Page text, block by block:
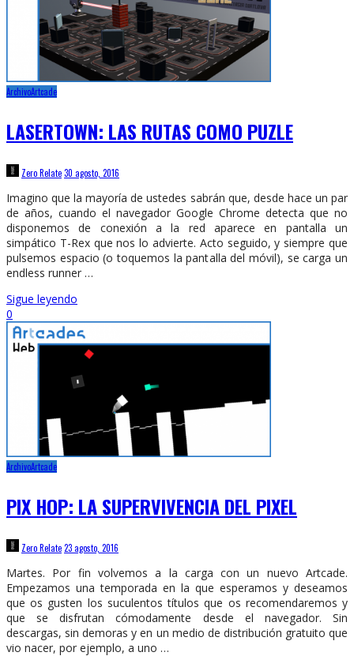
ArchivoArtcade
LASERTOWN: LAS RUTAS COMO PUZLE
Zero Relate30 agosto, 2016
Imagino que la mayoría de ustedes sabrán que, desde hace un par
de años, cuando el navegador Google Chrome detecta que no
disponemos de conexión a la red aparece en pantalla un
simpático T-Rex que nos lo advierte. Acto seguido, y siempre que
pulsemos espacio (o toquemos la pantalla del móvil), se carga un
endless runner …
Sigue leyendo
0
ArchivoArtcade
PIX HOP: LA SUPERVIVENCIA DEL PIXEL
Zero Relate23 agosto, 2016
Martes. Por fin volvemos a la carga con un nuevo Artcade.
Empezamos una temporada en la que esperamos y deseamos
que os gusten los suculentos títulos que os recomendaremos y
que se disfrutan cómodamente desde el navegador. Sin
descargas, sin demoras y en un medio de distribución gratuito que
vio nacer, por ejemplo, a uno …